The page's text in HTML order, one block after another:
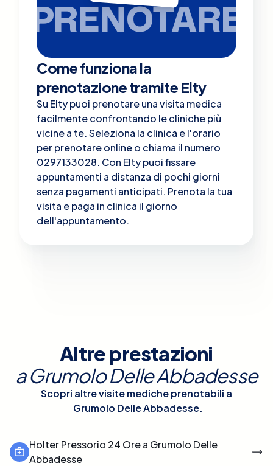
PRENOTARE
Come funziona la
prenotazione tramite Elty
Su Elty puoi prenotare una visita medica
facilmente confrontando le cliniche più
vicine a te. Seleziona la clinica e l'orario
per prenotare online o chiama il numero
0297133028. Con Elty puoi fissare
appuntamenti a distanza di pochi giorni
senza pagamenti anticipati. Prenota la tua
visita e paga in clinica il giorno
dell'appuntamento.
Altre prestazioni
aGrumolo Delle Abbadesse
Scopri altre visite mediche prenotabili a
Grumolo Delle Abbadesse.
Holter Pressorio 24 Ore a Grumolo Delle
Abbadesse